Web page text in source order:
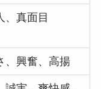
、真面目
、興奮、高揚